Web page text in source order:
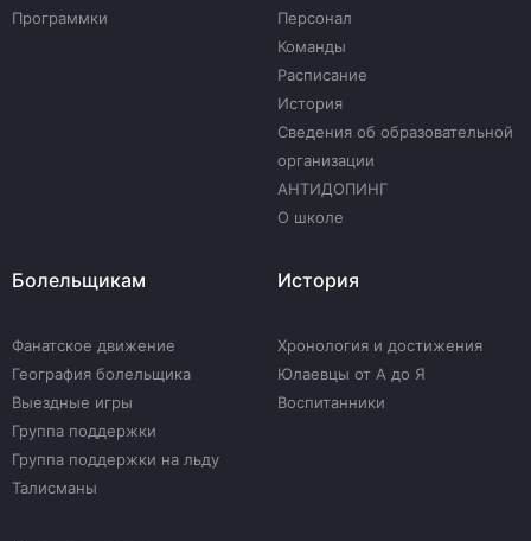
Программки
Персонал
Команды
Расписание
История
Сведения об образовательной
организации
АНТИДОПИНГ
О школе
Болельщикам
Фанатское движение
География болельщика
Выездные игры
Группа поддержки
Группа поддержки на льду
Талисманы
История
Хронология и достижения
Юлаевцы от А до Я
Воспитанники